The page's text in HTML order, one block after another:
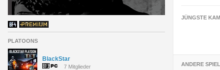
PLATOONS
BlackStar
7 Mitglieder
JÜNGSTE
ANDERE